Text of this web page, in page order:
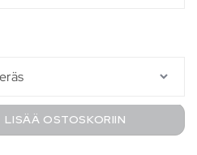
LISÄÄ OSTOSKORIIN